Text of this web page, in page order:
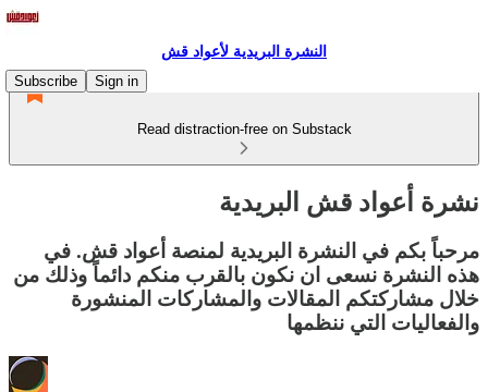
النشرة البريدية لأعواد قش
Subscribe
Sign in
Read distraction-free on Substack
نشرة أعواد قش البريدية
مرحباً بكم في النشرة البريدية لمنصة أعواد قش. في
هذه النشرة نسعى ان نكون بالقرب منكم دائماً وذلك من
خلال مشاركتكم المقالات والمشاركات المنشورة
والفعاليات التي ننظمها